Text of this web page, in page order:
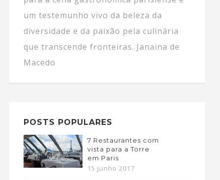
um testemunho vivo da beleza da
diversidade e da paixão pela culinária
que transcende fronteiras. Janaina de
Macedo
POSTS POPULARES
7 Restaurantes com
vista para a Torre
em Paris
15 junho 2017